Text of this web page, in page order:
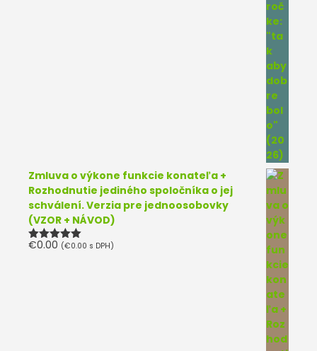
Zmluva o výkone funkcie konateľa +
Rozhodnutie jediného spoločníka o jej
schválení. Verzia pre jednoosobovky
(VZOR + NÁVOD)
Hodnotenie
€0.00 (€0.00 s DPH)